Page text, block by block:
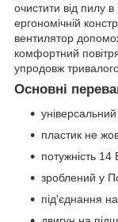
очистити від пилу
ергономічній
вентилятор
комфортний
упродовж
Основні
пластик не
потужність 14
зроблений у
під'єднання